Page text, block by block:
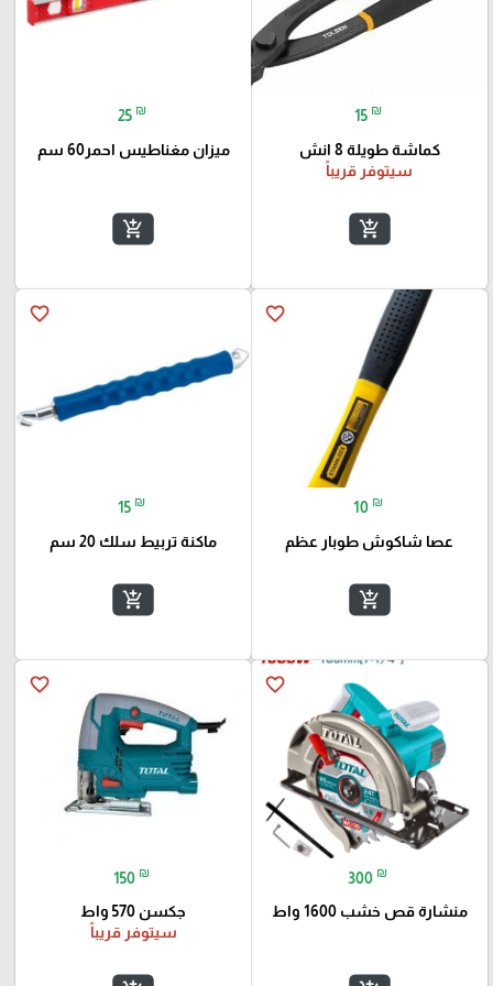
15 ₪
كماشة طويلة 8 انش
سيتوفر قريباً
add_shopping_cart
25 ₪
ميزان مغناطيس احمر60 سم
add_shopping_cart
favorite_border
10 ₪
عصا شاكوش طوبار عظم
add_shopping_cart
favorite_border
15 ₪
ماكنة تربيط سلك 20 سم
add_shopping_cart
favorite_border
300 ₪
منشارة قص خشب 1600 واط
favorite_border
150 ₪
جكسن 570 واط
سيتوفر قريباً